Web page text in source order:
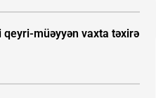
qeyri-müəyyən vaxta təxirə